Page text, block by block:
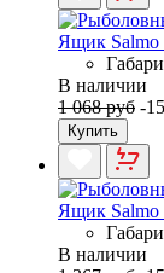
Ящик Salmo
В наличии
1 068 руб -
Купить
Ящик Salmo
В наличии